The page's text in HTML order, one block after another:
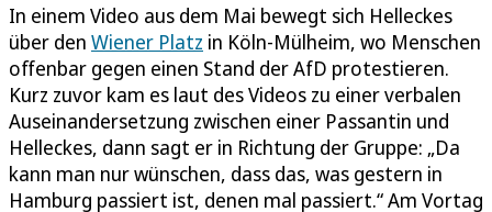
In einem Video aus dem Mai bewegt sich Helleckes
über den Wiener Platz in Köln-Mülheim, wo Menschen
offenbar gegen einen Stand der AfD protestieren.
Kurz zuvor kam es laut des Videos zu einer verbalen
Auseinandersetzung zwischen einer Passantin und
Helleckes, dann sagt er in Richtung der Gruppe: „Da
kann man nur wünschen, dass das, was gestern in
Hamburg passiert ist, denen mal passiert.“ Am Vortag